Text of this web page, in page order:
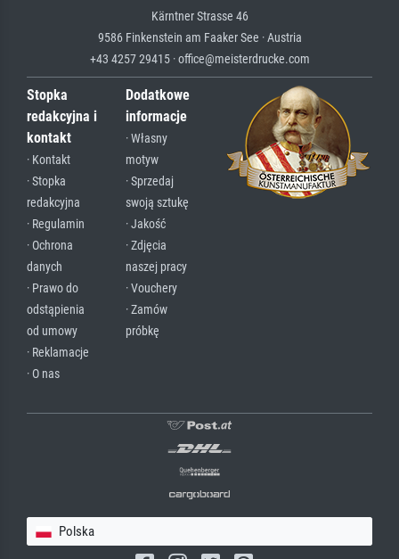
Kärntner Strasse 46
9586 Finkenstein am Faaker See · Austria
+43 4257 29415 · office@meisterdrucke.com
Stopka
redakcyjna i
kontakt
· Kontakt
· Stopka
redakcyjna
· Regulamin
· Ochrona
danych
· Prawo do
odstąpienia
od umowy
· Reklamacje
· O nas
Dodatkowe
informacje
· Własny
motyw
· Sprzedaj
swoją sztukę
· Jakość
· Zdjęcia
naszej pracy
· Vouchery
· Zamów
próbkę
Polska